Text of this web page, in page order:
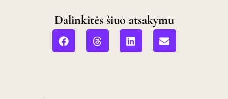
Dalinkitės šiuo atsakymu